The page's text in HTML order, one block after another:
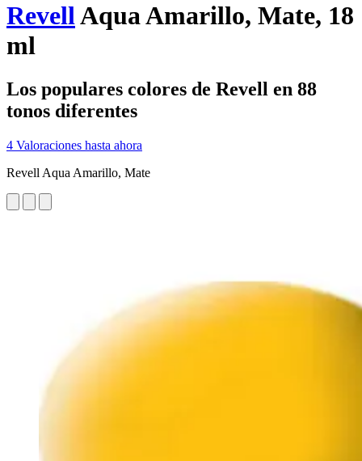
RevellAqua Amarillo, Mate, 18
ml
Los populares colores de Revell en 88
tonos diferentes
4 Valoraciones hasta ahora
Revell Aqua Amarillo, Mate